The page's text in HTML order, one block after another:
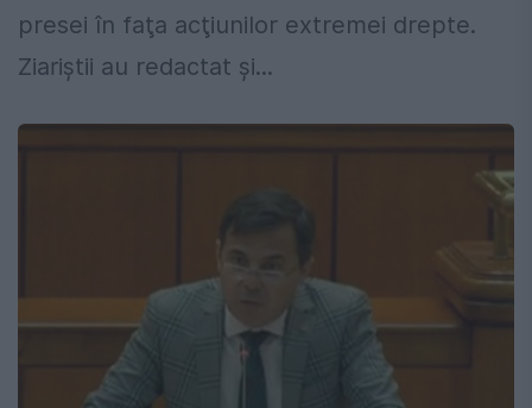
presei în faţa acţiunilor extremei drepte.
Ziariștii au redactat și...